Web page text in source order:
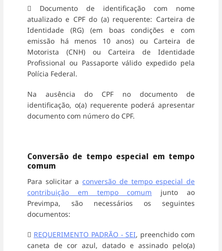
 Documento de identificação com nome
atualizado e CPF do (a) requerente: Carteira de
Identidade (RG) (em boas condições e com
emissão há menos 10 anos) ou Carteira de
Motorista (CNH) ou Carteira de Identidade
Profissional ou Passaporte válido expedido pela
Polícia Federal.
Na ausência do CPF no documento de
identificação, o(a) requerente poderá apresentar
documento com número do CPF.
Conversão de tempo especial em tempo
comum
Para solicitar aconversão de tempo especial de
contribuição em tempo comum junto ao
Previmpa, são necessários os seguintes
documentos:
 REQUERIMENTO PADRÃO - SEI, preenchido com
caneta de cor azul, datado e assinado pelo(a)